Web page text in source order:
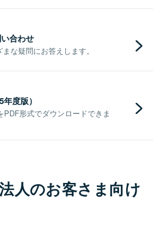
合わせ
な疑問にお答えします。
度版）
形式でダウンロードできま
人のお客さま向け